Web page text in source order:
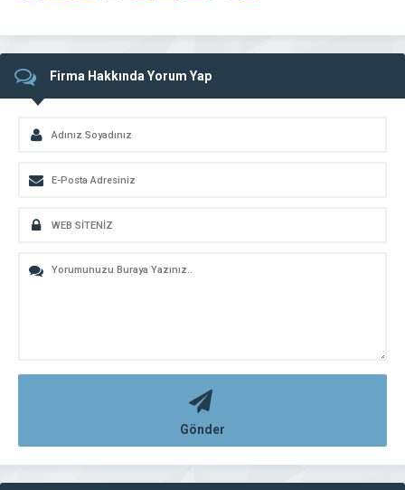
Firma Hakkında Yorum Yap
Gönder